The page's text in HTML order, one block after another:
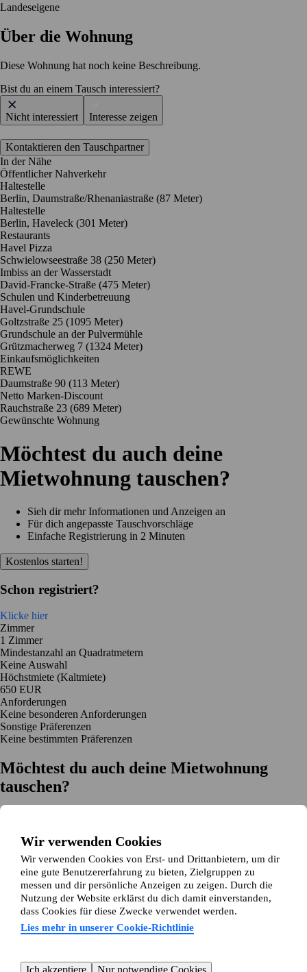
Wir verwenden Cookies
Wir verwenden Cookies von Erst- und Drittanbietern, um dir
eine gute Benutzererfahrung zu bieten, Zielgruppen zu
messen und dir persönliche Anzeigen zu zeigen. Durch die
Nutzung der Website erklärst du dich damit einverstanden,
dass Cookies für diese Zwecke verwendet werden.
Lies mehr in unserer Cookie-Richtlinie
Ich akzeptiere Nur notwendige Cookies
Landeseigene
Über die Wohnung
Diese Wohnung hat noch keine Beschreibung.
Bist du an einem Tausch interessiert?
Nicht interessiert Interesse zeigen
Kontaktieren den Tauschpartner
In der Nähe
Öffentlicher Nahverkehr
Haltestelle
Berlin, Daumstraße/Rhenaniastraße (87 Meter)
Haltestelle
Berlin, Haveleck (301 Meter)
Restaurants
Havel Pizza
Schwielowseestraße 38 (250 Meter)
Imbiss an der Wasserstadt
David-Francke-Straße (475 Meter)
Schulen und Kinderbetreuung
Havel-Grundschule
Goltzstraße 25 (1095 Meter)
Grundschule an der Pulvermühle
Grützmacherweg 7 (1324 Meter)
Einkaufsmöglichkeiten
REWE
Daumstraße 90 (113 Meter)
Netto Marken-Discount
Rauchstraße 23 (689 Meter)
Gewünschte Wohnung
Möchtest du auch deine
Mietwohnung tauschen?
Sieh dir mehr Informationen und Anzeigen an
Für dich angepasste Tauschvorschläge
Einfache Registrierung in 2 Minuten
Kostenlos starten!
Schon registriert?
Klicke hier
Zimmer
1 Zimmer
Mindestanzahl an Quadratmetern
Keine Auswahl
Höchstmiete (Kaltmiete)
650 EUR
Anforderungen
Keine besonderen Anforderungen
Sonstige Präferenzen
Keine bestimmten Präferenzen
Möchtest du auch deine Mietwohnung
tauschen?
Einfache Registrierung in 2 Minuten
Jetzt gratis loslegen
Loslegen
Jetzt gratis loslegen Anzeigen suchenAnmelden
Mehr lesen
Neuigkeiten und Tipps
Über Wohnungsswap.de
Kundenservice